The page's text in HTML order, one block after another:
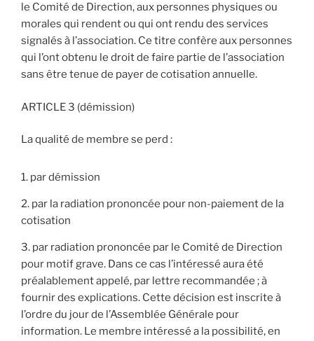
le Comité de Direction, aux personnes physiques ou
morales qui rendent ou qui ont rendu des services
signalés à l’association. Ce titre confère aux personnes
qui l’ont obtenu le droit de faire partie de l’association
sans être tenue de payer de cotisation annuelle.
ARTICLE 3 (démission)
La qualité de membre se perd :
par démission
par la radiation prononcée pour non-paiement de la
cotisation
par radiation prononcée par le Comité de Direction
pour motif grave. Dans ce cas l’intéressé aura été
préalablement appelé, par lettre recommandée ; à
fournir des explications. Cette décision est inscrite à
l’ordre du jour de l’Assemblée Générale pour
information. Le membre intéressé a la possibilité, en